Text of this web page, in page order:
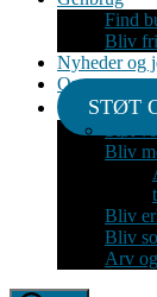
Find
Bliv
Nyheder og
Om
STØT
Støt
Bliv
Bliv
Bliv
Arv